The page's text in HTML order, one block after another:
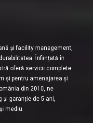
și facility management,
Înființată în
oferă servicii complete
și pentru amenajarea și
din 2010, ne
și garanție de 5 ani,
mediu.